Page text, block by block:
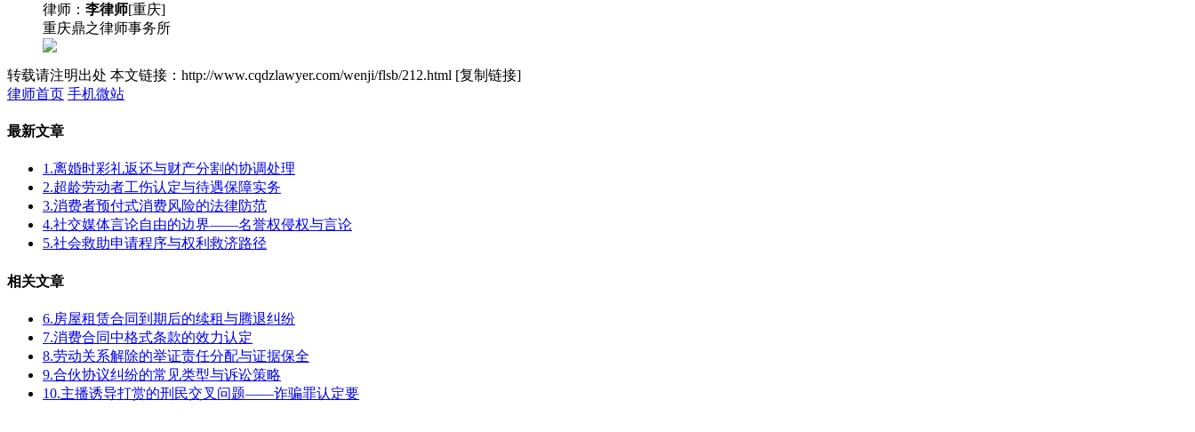
律师： 李律师[重庆]
重庆鼎之律师事务所
转载请注明出处 本文链接：http://www.cqdzlawyer.com/wenji/flsb/212.html [复制链接]
律师首页 手机微站
最新文章
1.离婚时彩礼返还与财产分割的协调处理
2.超龄劳动者工伤认定与待遇保障实务
3.消费者预付式消费风险的法律防范
4.社交媒体言论自由的边界——名誉权侵权与言论
5.社会救助申请程序与权利救济路径
相关文章
6.房屋租赁合同到期后的续租与腾退纠纷
7.消费合同中格式条款的效力认定
8.劳动关系解除的举证责任分配与证据保全
9.合伙协议纠纷的常见类型与诉讼策略
10.主播诱导打赏的刑民交叉问题——诈骗罪认定要